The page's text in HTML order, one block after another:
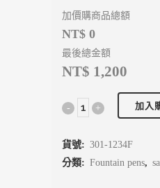
加價購商品總額
NT$ 0
最後總金額
NT$ 1,200
加入
貨號: 301-1234F
分類: Fountain pens,